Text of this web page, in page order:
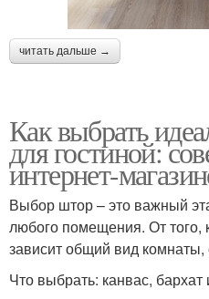
читать дальше →
Как выбрать
для гостиной:
интернет-
Выбор штор – это важный
любого помещения. От
зависит общий вид
Что выбрать: канвас, бархат